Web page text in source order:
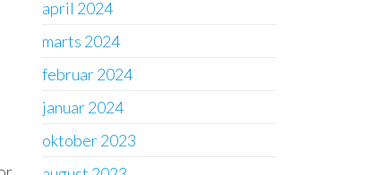
april 2024
marts 2024
februar 2024
januar 2024
oktober 2023